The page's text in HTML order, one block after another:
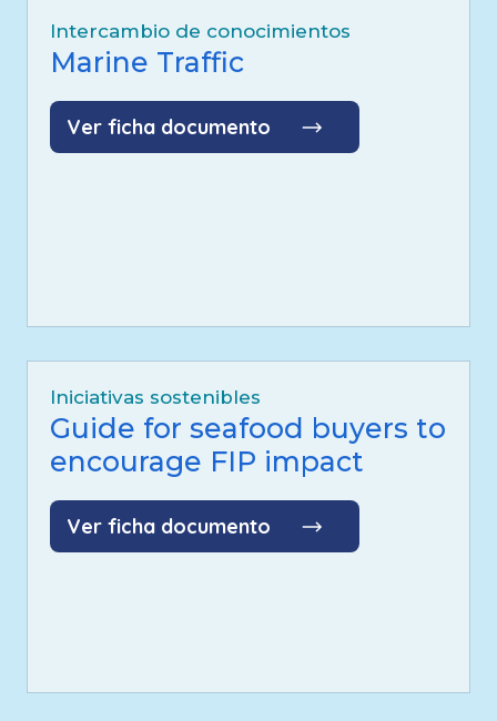
Intercambio de conocimientos
Marine Traffic
Ver ficha documento
Iniciativas sostenibles
Guide for seafood buyers to
encourage FIP impact
Ver ficha documento